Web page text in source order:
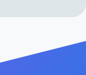
hiltonbet yeni giriş